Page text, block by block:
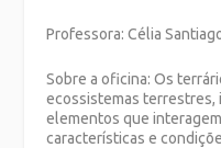
Professora: Célia
Sobre a oficina: Os
ecossistemas terrestres,
elementos que
características e